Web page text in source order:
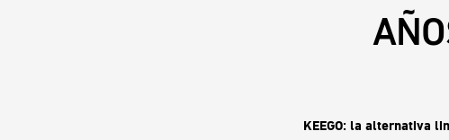
KEEGO: la alternativa